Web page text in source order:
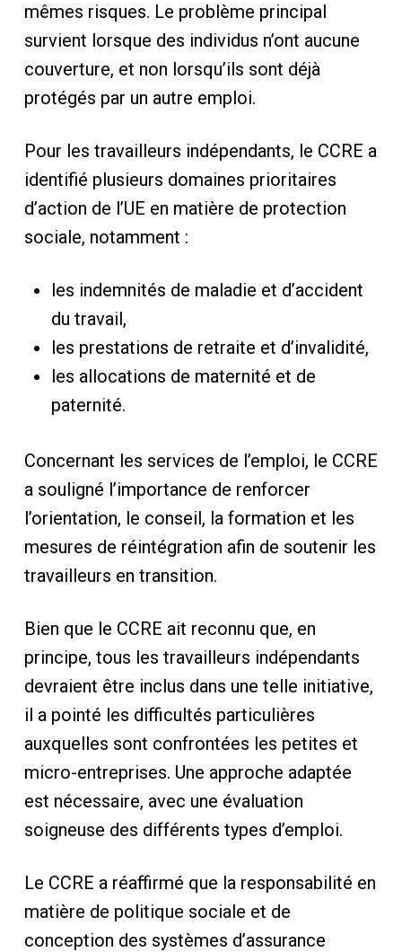
mêmes risques. Le problème principal
survient lorsque des individus n’ont aucune
couverture, et non lorsqu’ils sont déjà
protégés par un autre emploi.
Pour les travailleurs indépendants, le CCRE a
identifié plusieurs domaines prioritaires
d’action de l’UE en matière de protection
sociale, notamment :
les indemnités de maladie et d’accident
du travail,
les prestations de retraite et d’invalidité,
les allocations de maternité et de
paternité.
Concernant les services de l’emploi, le CCRE
a souligné l’importance de renforcer
l’orientation, le conseil, la formation et les
mesures de réintégration afin de soutenir les
travailleurs en transition.
Bien que le CCRE ait reconnu que, en
principe, tous les travailleurs indépendants
devraient être inclus dans une telle initiative,
il a pointé les difficultés particulières
auxquelles sont confrontées les petites et
micro-entreprises. Une approche adaptée
est nécessaire, avec une évaluation
soigneuse des différents types d’emploi.
Le CCRE a réaffirmé que la responsabilité en
matière de politique sociale et de
conception des systèmes d’assurance